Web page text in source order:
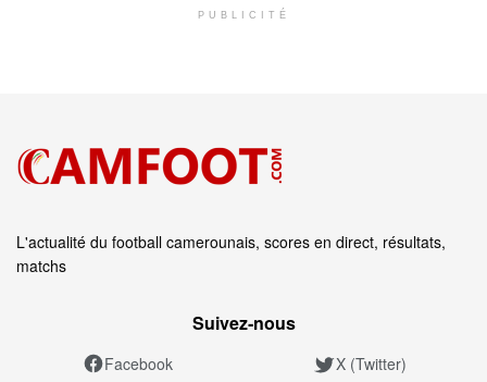
PUBLICITÉ
L'actualité du football camerounais, scores en direct, résultats,
matchs
Suivez‑nous
Facebook X (Twitter)